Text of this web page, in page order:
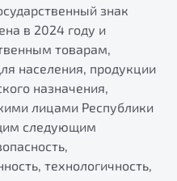
при покупке
знак
в 2024 году и
товарам,
населения, продукции
назначения,
лицами Республики
следующим
технологичность,